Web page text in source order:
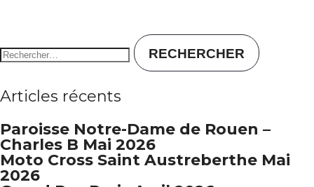
Articles récents
Paroisse Notre-Dame de Rouen –
Charles B Mai 2026
Moto Cross Saint Austreberthe Mai
2026